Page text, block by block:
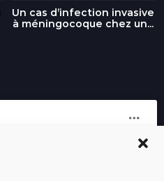
Un cas d’infection invasive
à méningocoque chez un...